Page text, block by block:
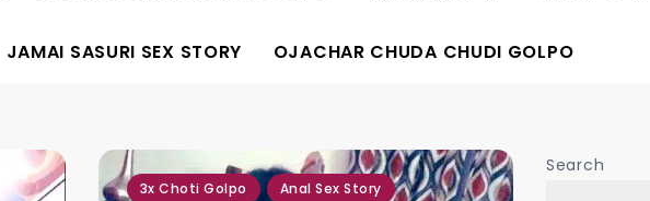
JAMAI SASURI SEX STORY OJACHAR CHUDA CHUDI GOLPO
3x Choti Golpo ,
Anal Sex Story ,,,,
Search